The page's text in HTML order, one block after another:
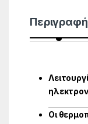
Περιγραφή
Οι